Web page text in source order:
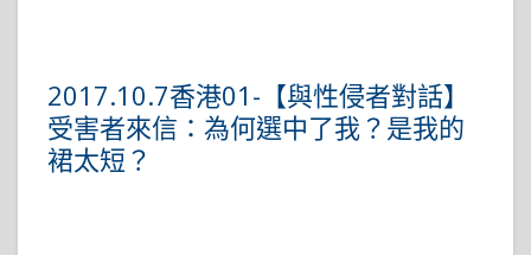
2017.10.7香港01-【與性侵者對話】
受害者來信：為何選中了我？是我的
裙太短？